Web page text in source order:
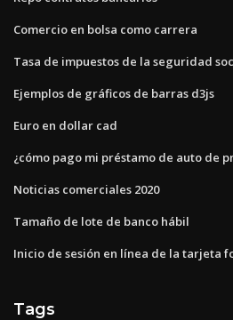
Comercio en bolsa como carrera
Tasa de impuestos de la seguridad
Ejemplos de gráficos de barras d3js
Euro en dollar cad
¿cómo pago mi préstamo de auto de
Noticias comerciales 2020
Tamaño de lote de banco hábil
Inicio de sesión en línea de la tarjeta
Tags